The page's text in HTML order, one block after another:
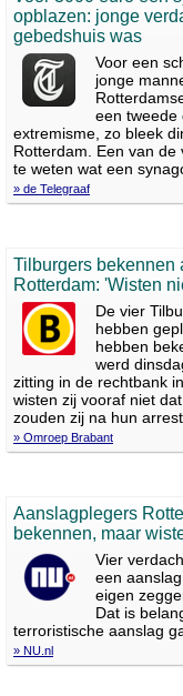
opblazen: jonge
gebedshuis was
Voor een
jonge
een tweede
extremisme, zo bleek
Rotterdam. Een van
te weten wat een
» de Telegraaf
Tilburgers bekennen
Rotterdam: 'Wisten
De vier
hebben
hebben
werd
zitting in de rechtbank
wisten zij vooraf niet
zouden zij na hun
» Omroep Brabant
Aanslagplegers
bekennen, maar
Vier
een
eigen
Dat is
terroristische aanslag
» NU.nl